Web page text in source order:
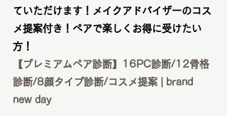
ていただけます！メイクアドバイザーのコス
メ提案付き！ペアで楽しくお得に受けたい
方！
【プレミアムペア診断】16PC診断/12骨格
診断/8顔タイプ診断/コスメ提案 | brand
new day